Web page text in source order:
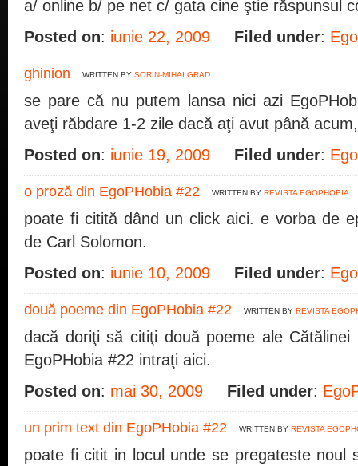
a/ online b/ pe net c/ gata cine ştie răspunsul
Posted on: iunie 22, 2009 Filed under:
ghinion WRITTEN BY SORIN-MIHAI GRAD
se pare că nu putem lansa nici azi
aveţi răbdare 1-2 zile dacă aţi avut până
Posted on: iunie 19, 2009 Filed under:
o proză din EgoPHobia #22 WRITTEN BY REVISTA EGOPHOBIA
poate fi citită dând un click aici. e vorba de
de Carl Solomon.
Posted on: iunie 10, 2009 Filed under:
două poeme din EgoPHobia #22 WRITTEN BY REVISTA
dacă doriţi să citiţi două poeme ale
EgoPHobia #22 intraţi aici.
Posted on: mai 30, 2009 Filed under:
un prim text din EgoPHobia #22 WRITTEN BY REVISTA
poate fi citit in locul unde se pregateste noul